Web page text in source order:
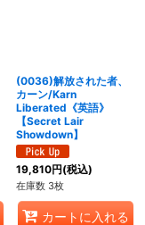
(0036)解放された者、
カーン/Karn
Liberated《英語》
【Secret Lair
Showdown】
19,810円(税込)
在庫数 3枚
カートに入れる